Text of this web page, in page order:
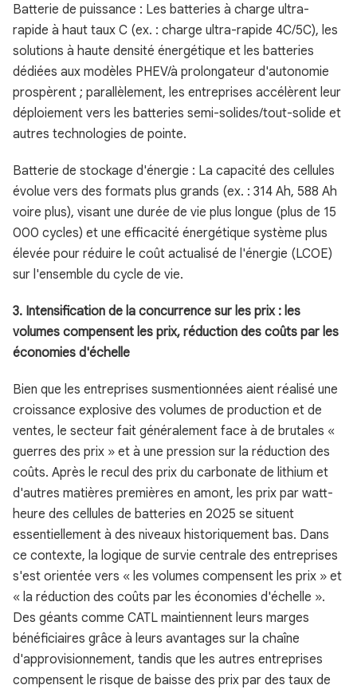
Batterie de puissance : Les batteries à charge ultra-
rapide à haut taux C (ex. : charge ultra-rapide 4C/5C), les
solutions à haute densité énergétique et les batteries
dédiées aux modèles PHEV/à prolongateur d'autonomie
prospèrent ; parallèlement, les entreprises accélèrent leur
déploiement vers les batteries semi-solides/tout-solide et
autres technologies de pointe.
Batterie de stockage d'énergie : La capacité des cellules
évolue vers des formats plus grands (ex. : 314 Ah, 588 Ah
voire plus), visant une durée de vie plus longue (plus de 15
000 cycles) et une efficacité énergétique système plus
élevée pour réduire le coût actualisé de l'énergie (LCOE)
sur l'ensemble du cycle de vie.
3. Intensification de la concurrence sur les prix : les
volumes compensent les prix, réduction des coûts par les
économies d'échelle
Bien que les entreprises susmentionnées aient réalisé une
croissance explosive des volumes de production et de
ventes, le secteur fait généralement face à de brutales «
guerres des prix » et à une pression sur la réduction des
coûts. Après le recul des prix du carbonate de lithium et
d'autres matières premières en amont, les prix par watt-
heure des cellules de batteries en 2025 se situent
essentiellement à des niveaux historiquement bas. Dans
ce contexte, la logique de survie centrale des entreprises
s'est orientée vers « les volumes compensent les prix » et
« la réduction des coûts par les économies d'échelle ».
Des géants comme CATL maintiennent leurs marges
bénéficiaires grâce à leurs avantages sur la chaîne
d'approvisionnement, tandis que les autres entreprises
compensent le risque de baisse des prix par des taux de